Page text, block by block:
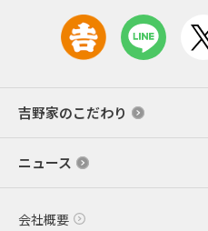
吉野家のこだわり
ニュース
会社概要